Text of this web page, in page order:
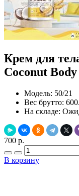
Крем для
Coconut
Модель: 50/21
Вес брутто:
На складе:
700 р.
В корзину